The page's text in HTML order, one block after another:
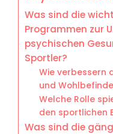
Was sind die
Programmen zur
psychischen
Sportler?
Wie verbessern
und
Welche Rolle
den sportlichen
Was sind die